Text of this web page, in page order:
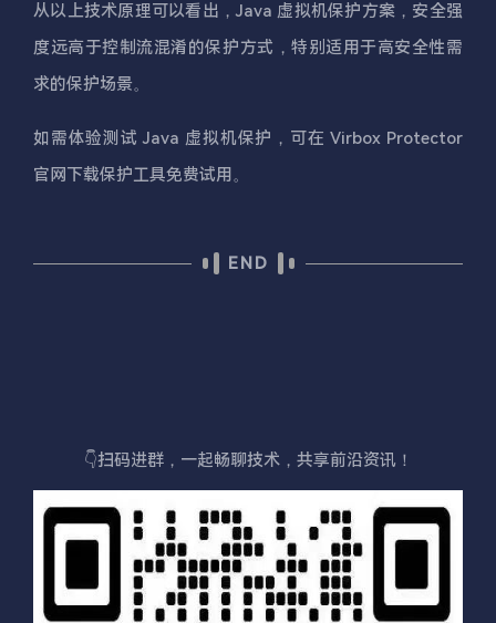
从以上技术原理可以看出，Java 虚拟机保护方案，安全强
度远高于控制流混淆的保护方式，特别适用于高安全性需
求的保护场景。
如需体验测试 Java 虚拟机保护，可在 Virbox Protector
官网下载保护工具免费试用。
END
👇扫码进群，一起畅聊技术，共享前沿资讯！